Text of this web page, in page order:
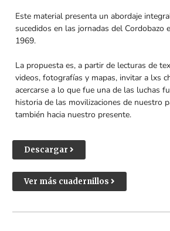
Este material presenta un abordaje
sucedidos en las jornadas del Cordobazo
1969.
La propuesta es, a partir de lecturas de
videos, fotografías y mapas, invitar a lxs
acercarse a lo que fue una de las luchas
historia de las movilizaciones de nuestro
también hacia nuestro presente.
Descargar
Ver más cuadernillos